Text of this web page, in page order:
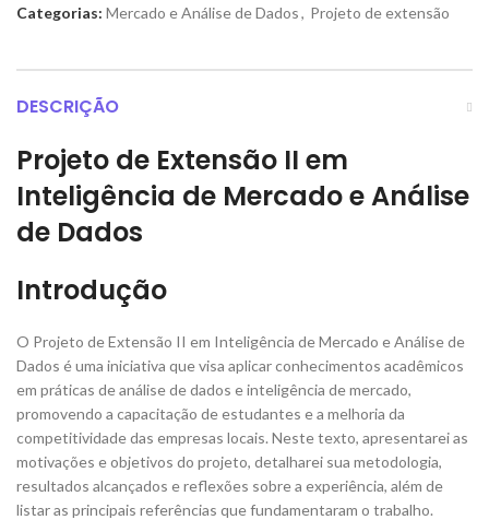
Categorias: Mercado e Análise de Dados, Projeto de extensão
DESCRIÇÃO
Projeto de Extensão II em
Inteligência de Mercado e Análise
de Dados
Introdução
O Projeto de Extensão II em Inteligência de Mercado e Análise de
Dados é uma iniciativa que visa aplicar conhecimentos acadêmicos
em práticas de análise de dados e inteligência de mercado,
promovendo a capacitação de estudantes e a melhoria da
competitividade das empresas locais. Neste texto, apresentarei as
motivações e objetivos do projeto, detalharei sua metodologia,
resultados alcançados e reflexões sobre a experiência, além de
listar as principais referências que fundamentaram o trabalho.